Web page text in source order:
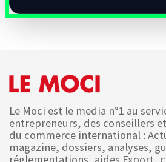
Le Moci est le media n°1 au
entrepreneurs, des conseillers
du commerce international :
magazine, dossiers, analyses,
réglementations, aides Export,